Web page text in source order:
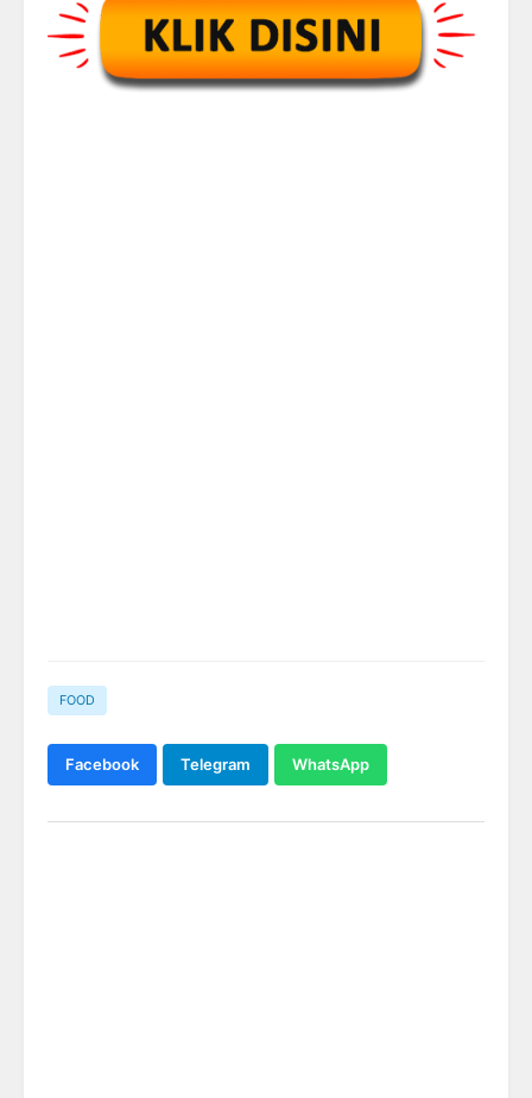
FOOD
Facebook Telegram WhatsApp